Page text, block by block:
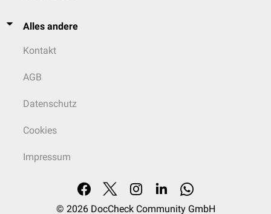
Alles andere
Kontakt
AGB
Datenschutz
Cookies
Impressum
© 2026 DocCheck Community GmbH